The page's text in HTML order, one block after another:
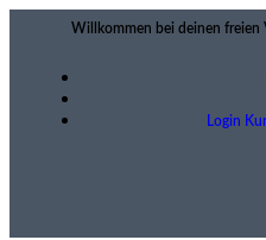
Willkommen bei deinen freien
Login